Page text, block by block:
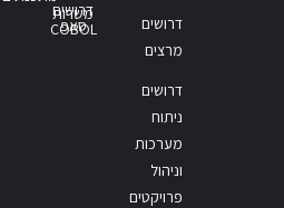
דרושים
מרצים
דרושים
ניתוח
מערכות
וניהול
פרויקטים
דרושים
סאפ
משרות
COBOL